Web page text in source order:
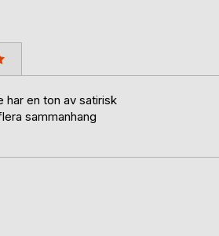
har en ton av satirisk
sammanhang